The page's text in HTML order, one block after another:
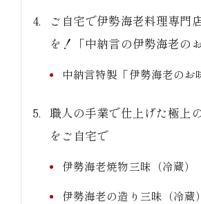
ご自宅で伊勢海老料理専門
を！「中納言の伊勢海老の
中納言特製「伊勢海老のお
職人の手業で仕上げた極上
をご自宅で
伊勢海老焼物三昧（冷蔵）
伊勢海老の造り三昧（冷蔵）